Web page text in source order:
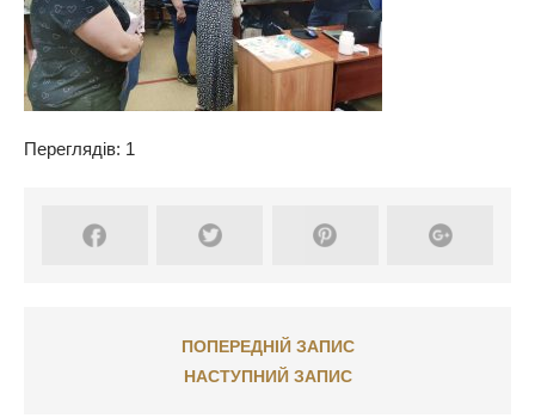
Переглядів: 1
ПОПЕРЕДНІЙ ЗАПИС
НАСТУПНИЙ ЗАПИС